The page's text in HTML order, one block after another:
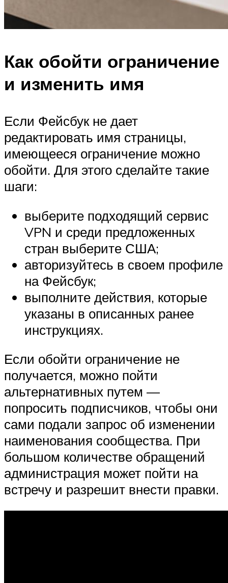
Как обойти ограничение
и изменить имя
Если Фейсбук не дает
редактировать имя страницы,
имеющееся ограничение можно
обойти. Для этого сделайте такие
шаги:
выберите подходящий сервис
VPN и среди предложенных
стран выберите США;
авторизуйтесь в своем профиле
на Фейсбук;
выполните действия, которые
указаны в описанных ранее
инструкциях.
Если обойти ограничение не
получается, можно пойти
альтернативных путем —
попросить подписчиков, чтобы они
сами подали запрос об изменении
наименования сообщества. При
большом количестве обращений
администрация может пойти на
встречу и разрешит внести правки.